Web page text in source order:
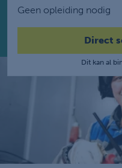
Geen opleiding nodig
Direct
Dit kan al